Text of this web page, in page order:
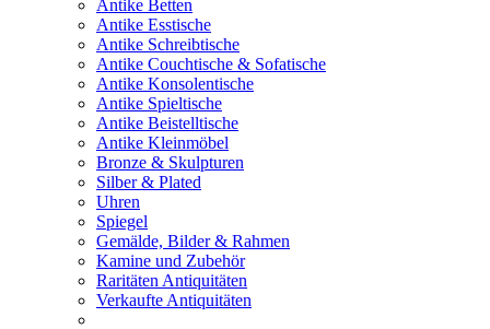
Antike Betten
Antike Esstische
Antike Schreibtische
Antike Couchtische & Sofatische
Antike Konsolentische
Antike Spieltische
Antike Beistelltische
Antike Kleinmöbel
Bronze & Skulpturen
Silber & Plated
Uhren
Spiegel
Gemälde, Bilder & Rahmen
Kamine und Zubehör
Raritäten Antiquitäten
Verkaufte Antiquitäten